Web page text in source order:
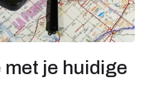
met je huidige